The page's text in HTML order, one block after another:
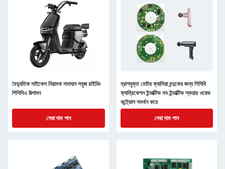
বৈদ্যুতিক সাইকেল নিয়ামক সমাধান সবুজ রাইডিং
পিসিবিএ উত্পাদন
সেরা দাম পান
ব্রাশযুক্ত মোটর ফ্যাসিয়া বন্দুকের জন্য পিসিবি
ফ্যাব্রিকেশন ইন্ডাক্টিভ নন-ইন্ডাক্টিভ স্কয়ার ওয়েভ
কন্ট্রোল সমর্থন করে
সেরা দাম পান